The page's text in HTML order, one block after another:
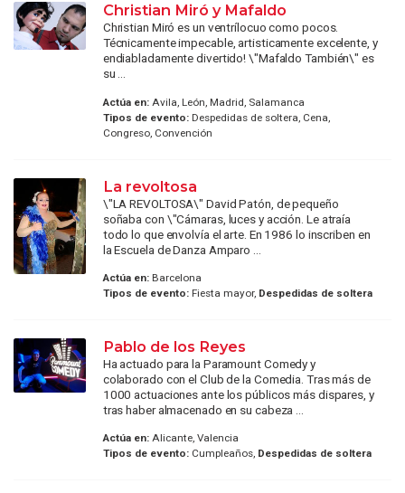
Christian Miró y Mafaldo
Christian Miró es un ventrílocuo como pocos.
Técnicamente impecable, artisticamente excelente, y
endiabladamente divertido! \"Mafaldo También\" es
su ...
Actúa en:Avila, León, Madrid, Salamanca
Tipos de evento:Despedidas de soltera, Cena,
Congreso, Convención
La revoltosa
\"LA REVOLTOSA\" David Patón, de pequeño
soñaba con \"Cámaras, luces y acción. Le atraía
todo lo que envolvía el arte. En 1986 lo inscriben en
la Escuela de Danza Amparo ...
Actúa en:Barcelona
Tipos de evento:Fiesta mayor, Despedidas de soltera
Pablo de los Reyes
Ha actuado para la Paramount Comedy y
colaborado con el Club de la Comedia. Tras más de
1000 actuaciones ante los públicos más dispares, y
tras haber almacenado en su cabeza ...
Actúa en:Alicante, Valencia
Tipos de evento:Cumpleaños, Despedidas de soltera